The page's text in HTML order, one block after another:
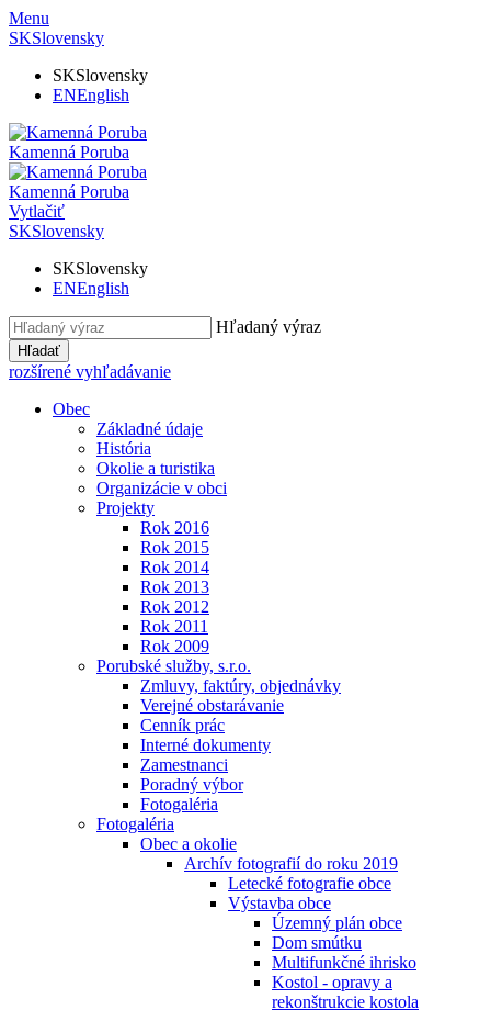
Menu
SKSlovensky
SKSlovensky
ENEnglish
Kamenná Poruba
Kamenná Poruba
Vytlačiť
SKSlovensky
SKSlovensky
ENEnglish
Hľadaný výraz
Hľadať
rozšírené vyhľadávanie
Obec
Základné údaje
História
Okolie a turistika
Organizácie v obci
Projekty
Rok 2016
Rok 2015
Rok 2014
Rok 2013
Rok 2012
Rok 2011
Rok 2009
Porubské služby, s.r.o.
Zmluvy, faktúry, objednávky
Verejné obstarávanie
Cenník prác
Interné dokumenty
Zamestnanci
Poradný výbor
Fotogaléria
Fotogaléria
Obec a okolie
Archív fotografií do roku 2019
Letecké fotografie obce
Výstavba obce
Územný plán obce
Dom smútku
Multifunkčné ihrisko
Kostol - opravy a
rekonštrukcie kostola